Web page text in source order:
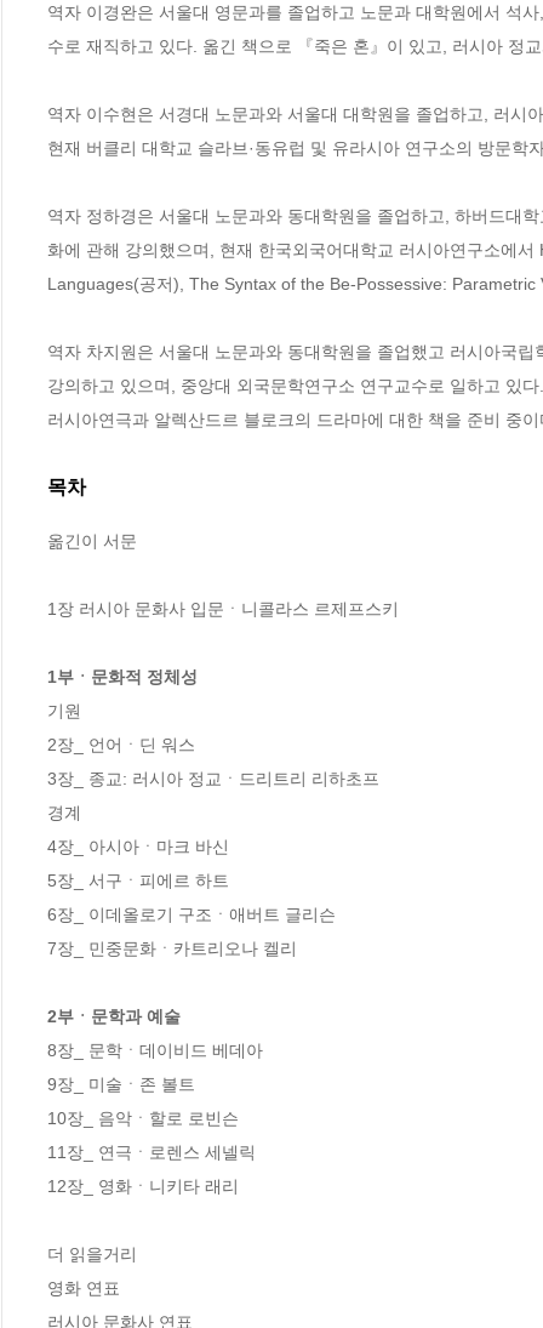
역자 이경완은 서울대 영문과를 졸업하고 노문과 대학원에서 석
수로 재직하고 있다. 옮긴 책으로 『죽은 혼』이 있고, 러시아 정
역자 이수현은 서경대 노문과와 서울대 대학원을 졸업하고, 러시
현재 버클리 대학교 슬라브·동유럽 및 유라시아 연구소의 방문
역자 정하경은 서울대 노문과와 동대학원을 졸업하고, 하버드대
화에 관해 강의했으며, 현재 한국외국어대학교 러시아연구소에
Languages(공저), The Syntax of the Be-Possessive:
역자 차지원은 서울대 노문과와 동대학원을 졸업했고 러시아국
강의하고 있으며, 중앙대 외국문학연구소 연구교수로 일하고 있
러시아연극과 알렉산드르 블로크의 드라마에 대한 책을 준비 중이
목차
옮긴이 서문
1장 러시아 문화사 입문ㆍ니콜라스 르제프스키
1부ㆍ문화적 정체성
기원
2장_ 언어ㆍ딘 워스
3장_ 종교: 러시아 정교ㆍ드리트리 리하초프
경계
4장_ 아시아ㆍ마크 바신
5장_ 서구ㆍ피에르 하트
6장_ 이데올로기 구조ㆍ애버트 글리슨
7장_ 민중문화ㆍ카트리오나 켈리
2부ㆍ문학과 예술
8장_ 문학ㆍ데이비드 베데아
9장_ 미술ㆍ존 볼트
10장_ 음악ㆍ할로 로빈슨
11장_ 연극ㆍ로렌스 세넬릭
12장_ 영화ㆍ니키타 래리
더 읽을거리
영화 연표
러시아 문화사 연표